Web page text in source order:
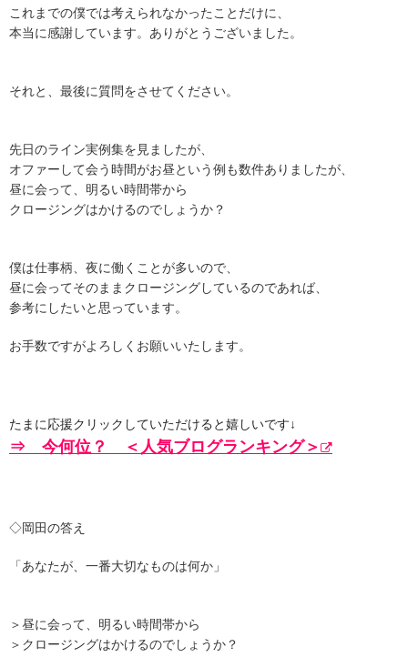
これまでの僕では考えられなかったことだけに、
本当に感謝しています。ありがとうございました。
それと、最後に質問をさせてください。
先日のライン実例集を見ましたが、
オファーして会う時間がお昼という例も数件ありましたが、
昼に会って、明るい時間帯から
クロージングはかけるのでしょうか？
僕は仕事柄、夜に働くことが多いので、
昼に会ってそのままクロージングしているのであれば、
参考にしたいと思っています。
お手数ですがよろしくお願いいたします。
たまに応援クリックしていただけると嬉しいです↓
⇒ 今何位？ ＜人気ブログランキング＞
◇岡田の答え
「あなたが、一番大切なものは何か」
＞昼に会って、明るい時間帯から
＞クロージングはかけるのでしょうか？